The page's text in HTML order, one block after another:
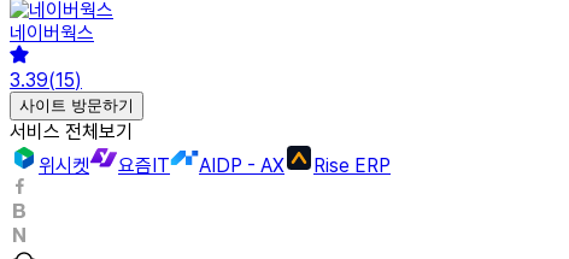
네이버웍스
3.39(15)
사이트 방문하기
서비스 전체보기
위시켓
요즘IT AIDP - AX Rise ERP